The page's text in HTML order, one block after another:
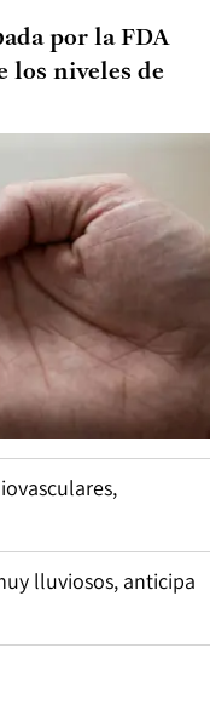
por la FDA
los niveles de
lluviosos, anticipa